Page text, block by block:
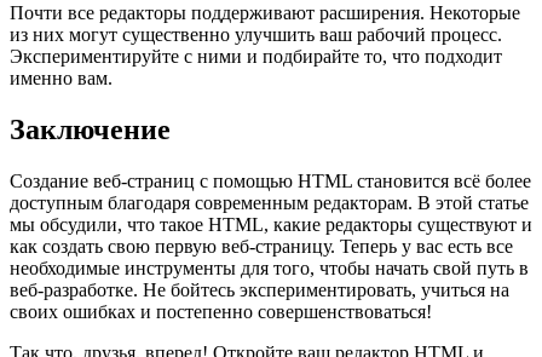
Почти все редакторы поддерживают расширения. Некоторые
из них могут существенно улучшить ваш рабочий процесс.
Экспериментируйте с ними и подбирайте то, что подходит
именно вам.
Заключение
Создание веб-страниц с помощью HTML становится всё более
доступным благодаря современным редакторам. В этой статье
мы обсудили, что такое HTML, какие редакторы существуют и
как создать свою первую веб-страницу. Теперь у вас есть все
необходимые инструменты для того, чтобы начать свой путь в
веб-разработке. Не бойтесь экспериментировать, учиться на
своих ошибках и постепенно совершенствоваться!
Так что, друзья, вперед! Откройте ваш редактор HTML и